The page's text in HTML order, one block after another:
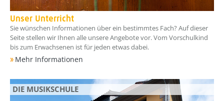
Unser Unterricht
Sie wünschen Informationen über ein bestimmtes Fach? Auf dieser
Seite stellen wir Ihnen alle unsere Angebote vor. Vom Vorschulkind
bis zum Erwachsenen ist für jeden etwas dabei.
Mehr Informationen
DIE MUSIKSCHULE